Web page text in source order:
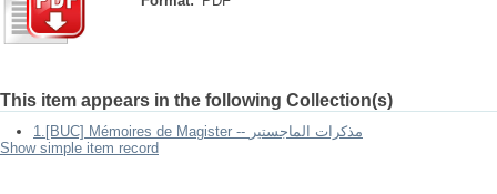
This item appears in the following Collection(s)
1.[BUC] Mémoires de Magister -- مذكرات الماجستير
Show simple item record